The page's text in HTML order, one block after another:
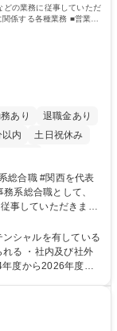
どの業務に従事していただ
係する各種業務 ■営業部
あり
退職金あり
内
土日祝休み
事していただきま
に関係する各種業
び将来のキャリアを
での現場育成や研
シャルを有している
る ・社内及び社外
動による自然災害の
高まっています。